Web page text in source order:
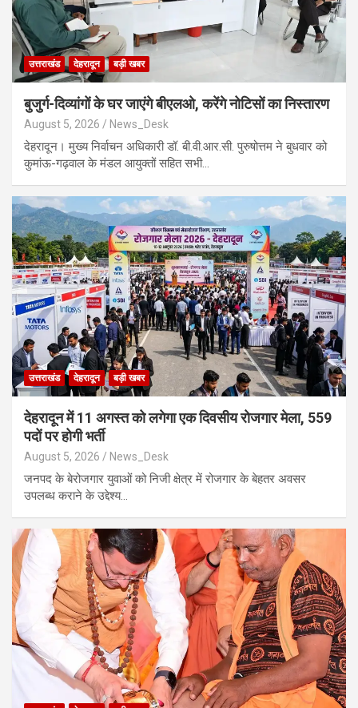
उत्तराखंड देहरादून बड़ी खबर
बुजुर्ग-दिव्यांगों के घर जाएंगे बीएलओ, करेंगे नोटिसों का निस्तारण
August 5, 2026 News_Desk
देहरादून। मुख्य निर्वाचन अधिकारी डॉ. बी.वी.आर.सी. पुरुषोत्तम ने बुधवार को
कुमांऊ-गढ़वाल के मंडल आयुक्तों सहित सभी…
उत्तराखंड देहरादून बड़ी खबर
​देहरादून में 11 अगस्त को लगेगा एक दिवसीय रोजगार मेला, 559
पदों पर होगी भर्ती
August 5, 2026 News_Desk
जनपद के बेरोजगार युवाओं को निजी क्षेत्र में रोजगार के बेहतर अवसर
उपलब्ध कराने के उद्देश्य…